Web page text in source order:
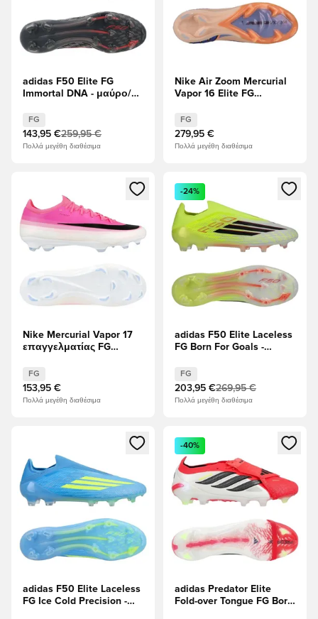
adidas F50 Elite FG
Immortal DNA - μαύρο/
FG
143,95 €259,95 €
Πολλά μεγέθη διαθέσιμα
Nike Air Zoom Mercurial
Vapor 16 Elite FG
παλμός/Βασιλικός
παλμός
FG
279,95 €
Πολλά μεγέθη διαθέσιμα
Ανοίγει ένα Modal για να συνδεθείτε ή να εγγραφείτε ως
Nike Mercurial Vapor 17
επαγγελματίας FG
μαύρο
FG
153,95 €
Πολλά μεγέθη διαθέσιμα
Ανοίγει ένα Modal για να
-24%
adidas F50 Elite Laceless
FG Born For Goals -
Διαυγές κόκκινο
FG
203,95 €269,95 €
Πολλά μεγέθη διαθέσιμα
Ανοίγει ένα Modal για να συνδεθείτε ή να εγγραφείτε ως
adidas F50 Elite Laceless
FG Ice Cold Precision -
Ανοίγει ένα Modal για να
-40%
adidas Predator Elite
Fold-over Tongue FG Born